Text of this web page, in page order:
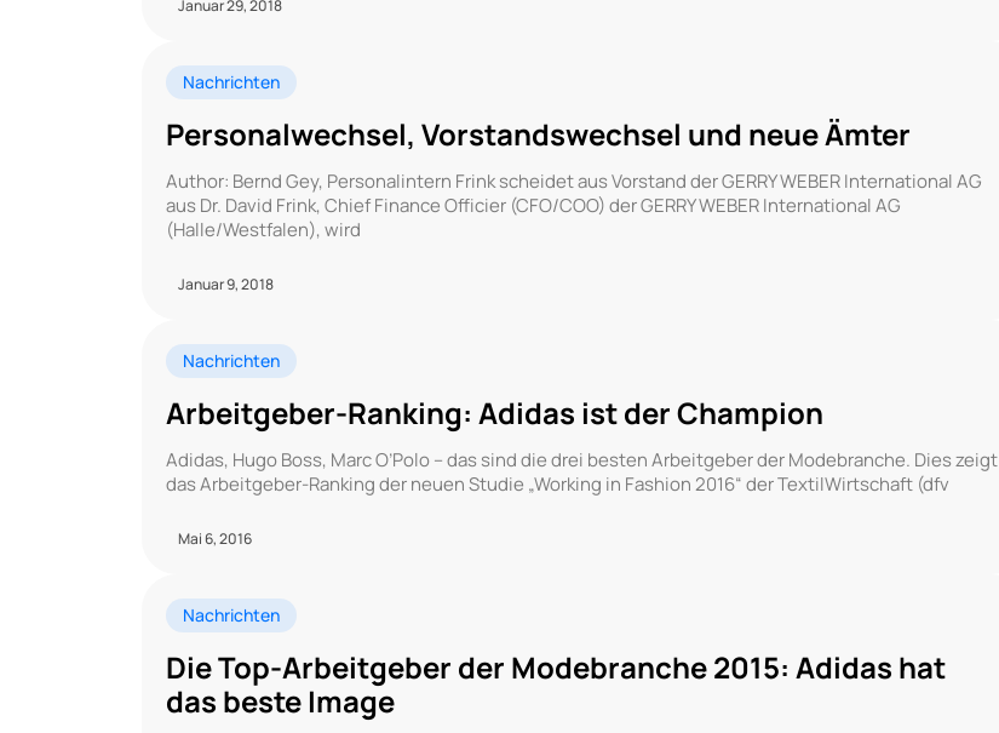
Januar 29, 2018
Nachrichten
Personalwechsel, Vorstandswechsel und neue Ämter
Author: Bernd Gey, Personalintern Frink scheidet aus Vorstand der GERRY WEBER International AG
aus Dr. David Frink, Chief Finance Officier (CFO/COO) der GERRY WEBER International AG
(Halle/Westfalen), wird
Januar 9, 2018
Nachrichten
Arbeitgeber-Ranking: Adidas ist der Champion
Adidas, Hugo Boss, Marc O’Polo – das sind die drei besten Arbeitgeber der Modebranche. Dies zeigt
das Arbeitgeber-Ranking der neuen Studie „Working in Fashion 2016“ der TextilWirtschaft (dfv
Mai 6, 2016
Nachrichten
Die Top-Arbeitgeber der Modebranche 2015: Adidas hat
das beste Image